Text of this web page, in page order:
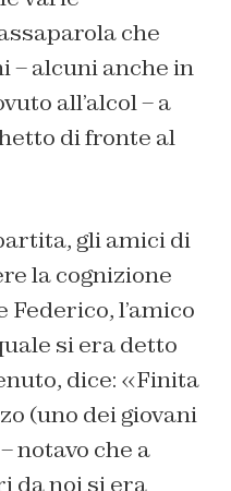
che
– alcuni anche in
all’alcol – a
di fronte al
gli amici di
la cognizione
Federico, l’amico
si era detto
dice: «Finita
(uno dei giovani
notavo che a
da noi si era